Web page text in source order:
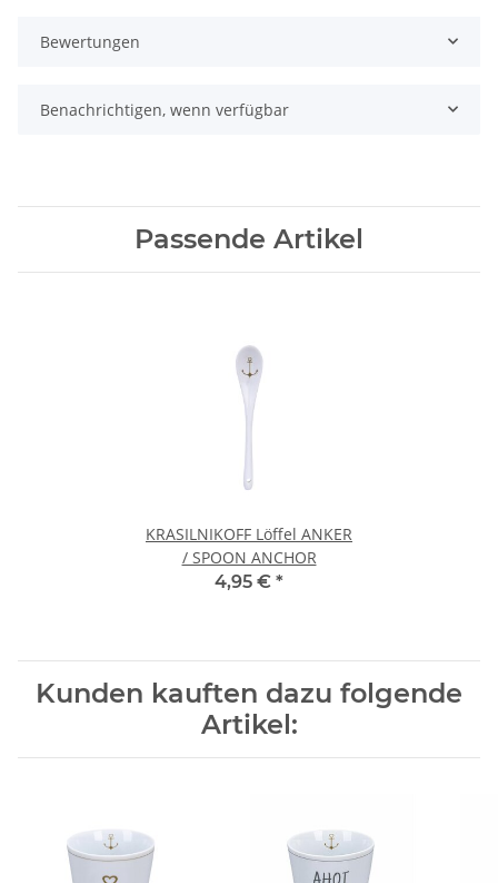
Bewertungen
Benachrichtigen, wenn verfügbar
Passende Artikel
KRASILNIKOFF Löffel ANKER
/ SPOON ANCHOR
4,95 € *
Kunden kauften dazu folgende
Artikel: